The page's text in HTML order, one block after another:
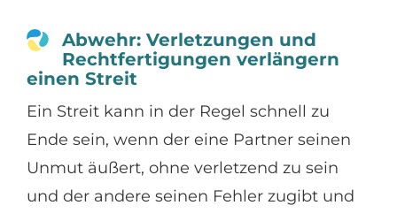
Abwehr: Verletzungen und
Rechtfertigungen verlängern
einen Streit
Ein Streit kann in der Regel schnell zu
Ende sein, wenn der eine Partner seinen
Unmut äußert, ohne verletzend zu sein
und der andere seinen Fehler zugibt und